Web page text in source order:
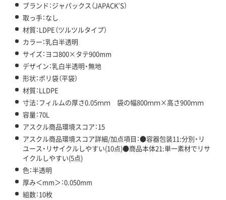
ブランド：ジャパックス（JAPACK’S）
取っ手：なし
材質：LDPE（ツルツルタイプ）
カラー：乳白半透明
サイズ：ヨコ800×タテ900mm
デザイン：乳白半透明・無地
形状：ポリ袋（平袋）
材質：LLDPE
寸法：フィルムの厚さ0.05ｍｍ 袋の幅800ｍｍ×高さ900ｍｍ
容量：70L
アスクル商品環境スコア：15
アスクル商品環境スコア詳細/加点項目：●容器包装11:分別・リ
ユース・リサイクルしやすい(10点)●商品本体21:単一素材でリサ
イクルしやすい(5点)
色：半透明
厚み＜mm＞：0.050mm
組数：10枚